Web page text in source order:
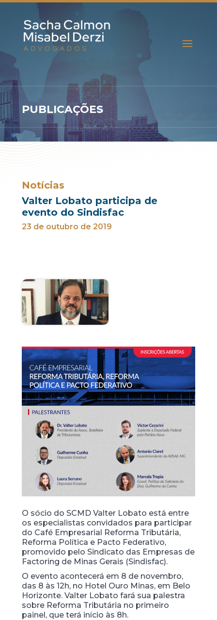
PUBLICAÇÕES
Notícias
Valter Lobato participa de
evento do Sindisfac
23 de outubro de 2019
O sócio do SCMD Valter Lobato está entre
os especialistas convidados para participar
do Café Empresarial Reforma Tributária,
Reforma Política e Pacto Federativo,
promovido pelo Sindicato das Empresas de
Factoring de Minas Gerais (Sindisfac).
O evento acontecerá em 8 de novembro,
das 8 às 12h, no Hotel Ouro Minas, em Belo
Horizonte. Valter Lobato fará sua palestra
sobre Reforma Tributária no primeiro
painel, que terá início às 8h.